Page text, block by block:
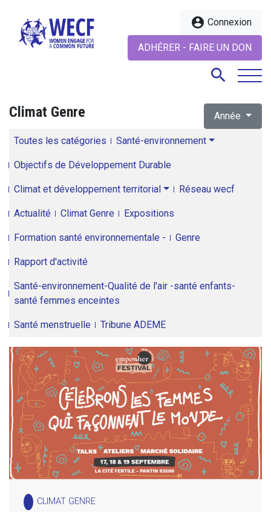
account_circle Connexion
ADHÉRER - FAIRE UN DON
search
Climat Genre Année
Toutes les catégories Santé-environnement
Objectifs de Développement Durable
Climat et développement territorial Réseau wecf
Actualité Climat Genre Expositions
Formation santé environnementale - Genre
Rapport d'activité
Santé-environnement-Qualité de l'air -santé enfants-
santé femmes enceintes
Santé menstruelle Tribune ADEME
CLIMAT GENRE